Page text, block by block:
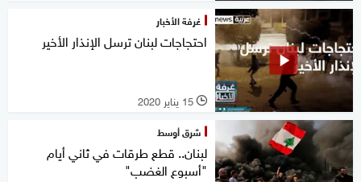
غرفة الأخبار
احتجاجات لبنان ترسل الإنذار الأخير
l 15 يناير 2020
شرق أوسط
لبنان.. قطع طرقات في ثاني أيام
"أسبوع الغضب"